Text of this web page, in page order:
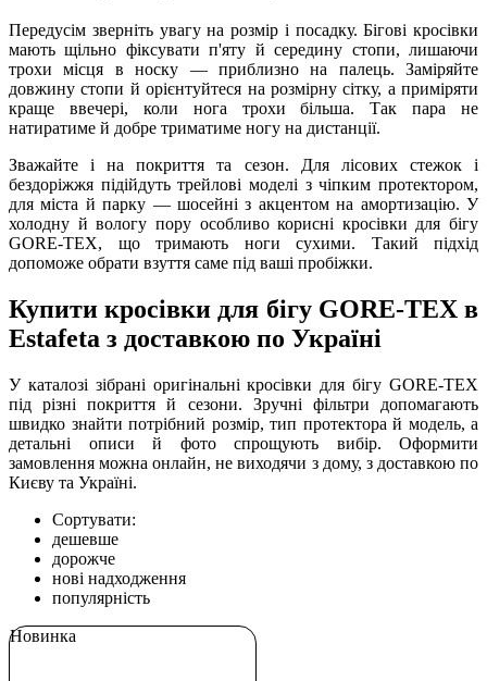
Передусім зверніть увагу на розмір і посадку. Бігові кросівки
мають щільно фіксувати п'яту й середину стопи, лишаючи
трохи місця в носку — приблизно на палець. Заміряйте
довжину стопи й орієнтуйтеся на розмірну сітку, а приміряти
краще ввечері, коли нога трохи більша. Так пара не
натиратиме й добре триматиме ногу на дистанції.
Зважайте і на покриття та сезон. Для лісових стежок і
бездоріжжя підійдуть трейлові моделі з чіпким протектором,
для міста й парку — шосейні з акцентом на амортизацію. У
холодну й вологу пору особливо корисні кросівки для бігу
GORE-TEX, що тримають ноги сухими. Такий підхід
допоможе обрати взуття саме під ваші пробіжки.
Купити кросівки для бігу GORE-TEX в
Estafeta з доставкою по Україні
У каталозі зібрані оригінальні кросівки для бігу GORE-TEX
під різні покриття й сезони. Зручні фільтри допомагають
швидко знайти потрібний розмір, тип протектора й модель, а
детальні описи й фото спрощують вибір. Оформити
замовлення можна онлайн, не виходячи з дому, з доставкою по
Києву та Україні.
Сортувати:
дешевше
дорожче
нові надходження
популярність
Новинка